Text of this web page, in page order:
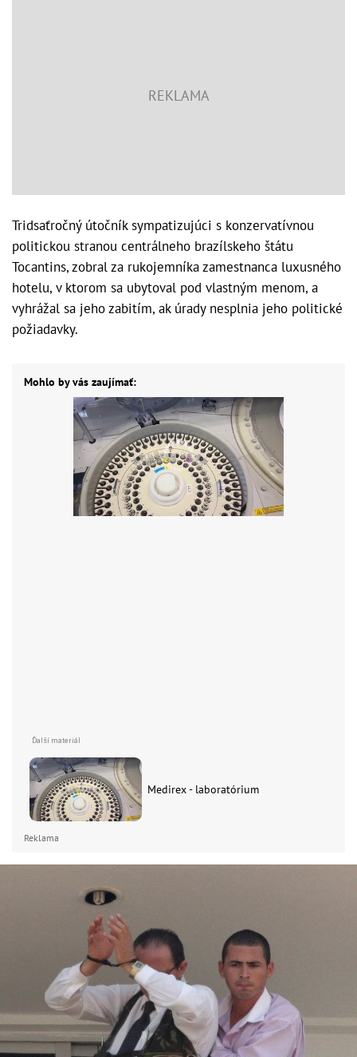
Tridsaťročný útočník sympatizujúci s konzervatívnou
politickou stranou centrálneho brazílskeho štátu
Tocantins, zobral za rukojemníka zamestnanca luxusného
hotelu, v ktorom sa ubytoval pod vlastným menom, a
vyhrážal sa jeho zabitím, ak úrady nesplnia jeho politické
požiadavky.
Mohlo by vás zaujímať:
Medirex - laboratórium
Reklama